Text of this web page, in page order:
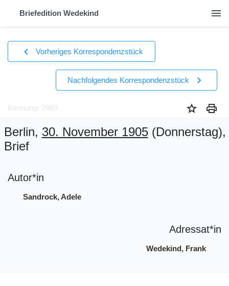
Briefedition Wedekind menu
chevron_left Vorheriges Korrespondenzstück
Nachfolgendes Korrespondenzstück chevron_right
Kennung: 2689 star print
Berlin, 30. November 1905(Donnerstag),
Brief
Autor*in
Sandrock, Adele
Adressat*in
Wedekind, Frank